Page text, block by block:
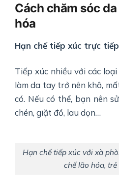
Cách chăm sóc
hóa
Hạn chế tiếp xúc trực
Tiếp xúc nhiều với các
làm da tay trở nên khô,
có. Nếu có thể, bạn nên
chén, giặt đồ, lau dọn…
Hạn chế tiếp xúc với xà
chế lão hóa, trẻ